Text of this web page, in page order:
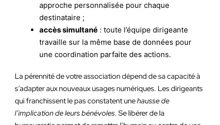
approche personnalisée pour chaque
destinataire ;
accès simultané : toute l’équipe dirigeante
travaille sur la même base de données pour
une coordination parfaite des actions.
La pérennité de votre association dépend de sa capacité à
s’adapter aux nouveaux usages numériques. Les dirigeants
qui franchissent le pas constatent unehausse de
l’implication de leurs bénévoles. Se libérer de la